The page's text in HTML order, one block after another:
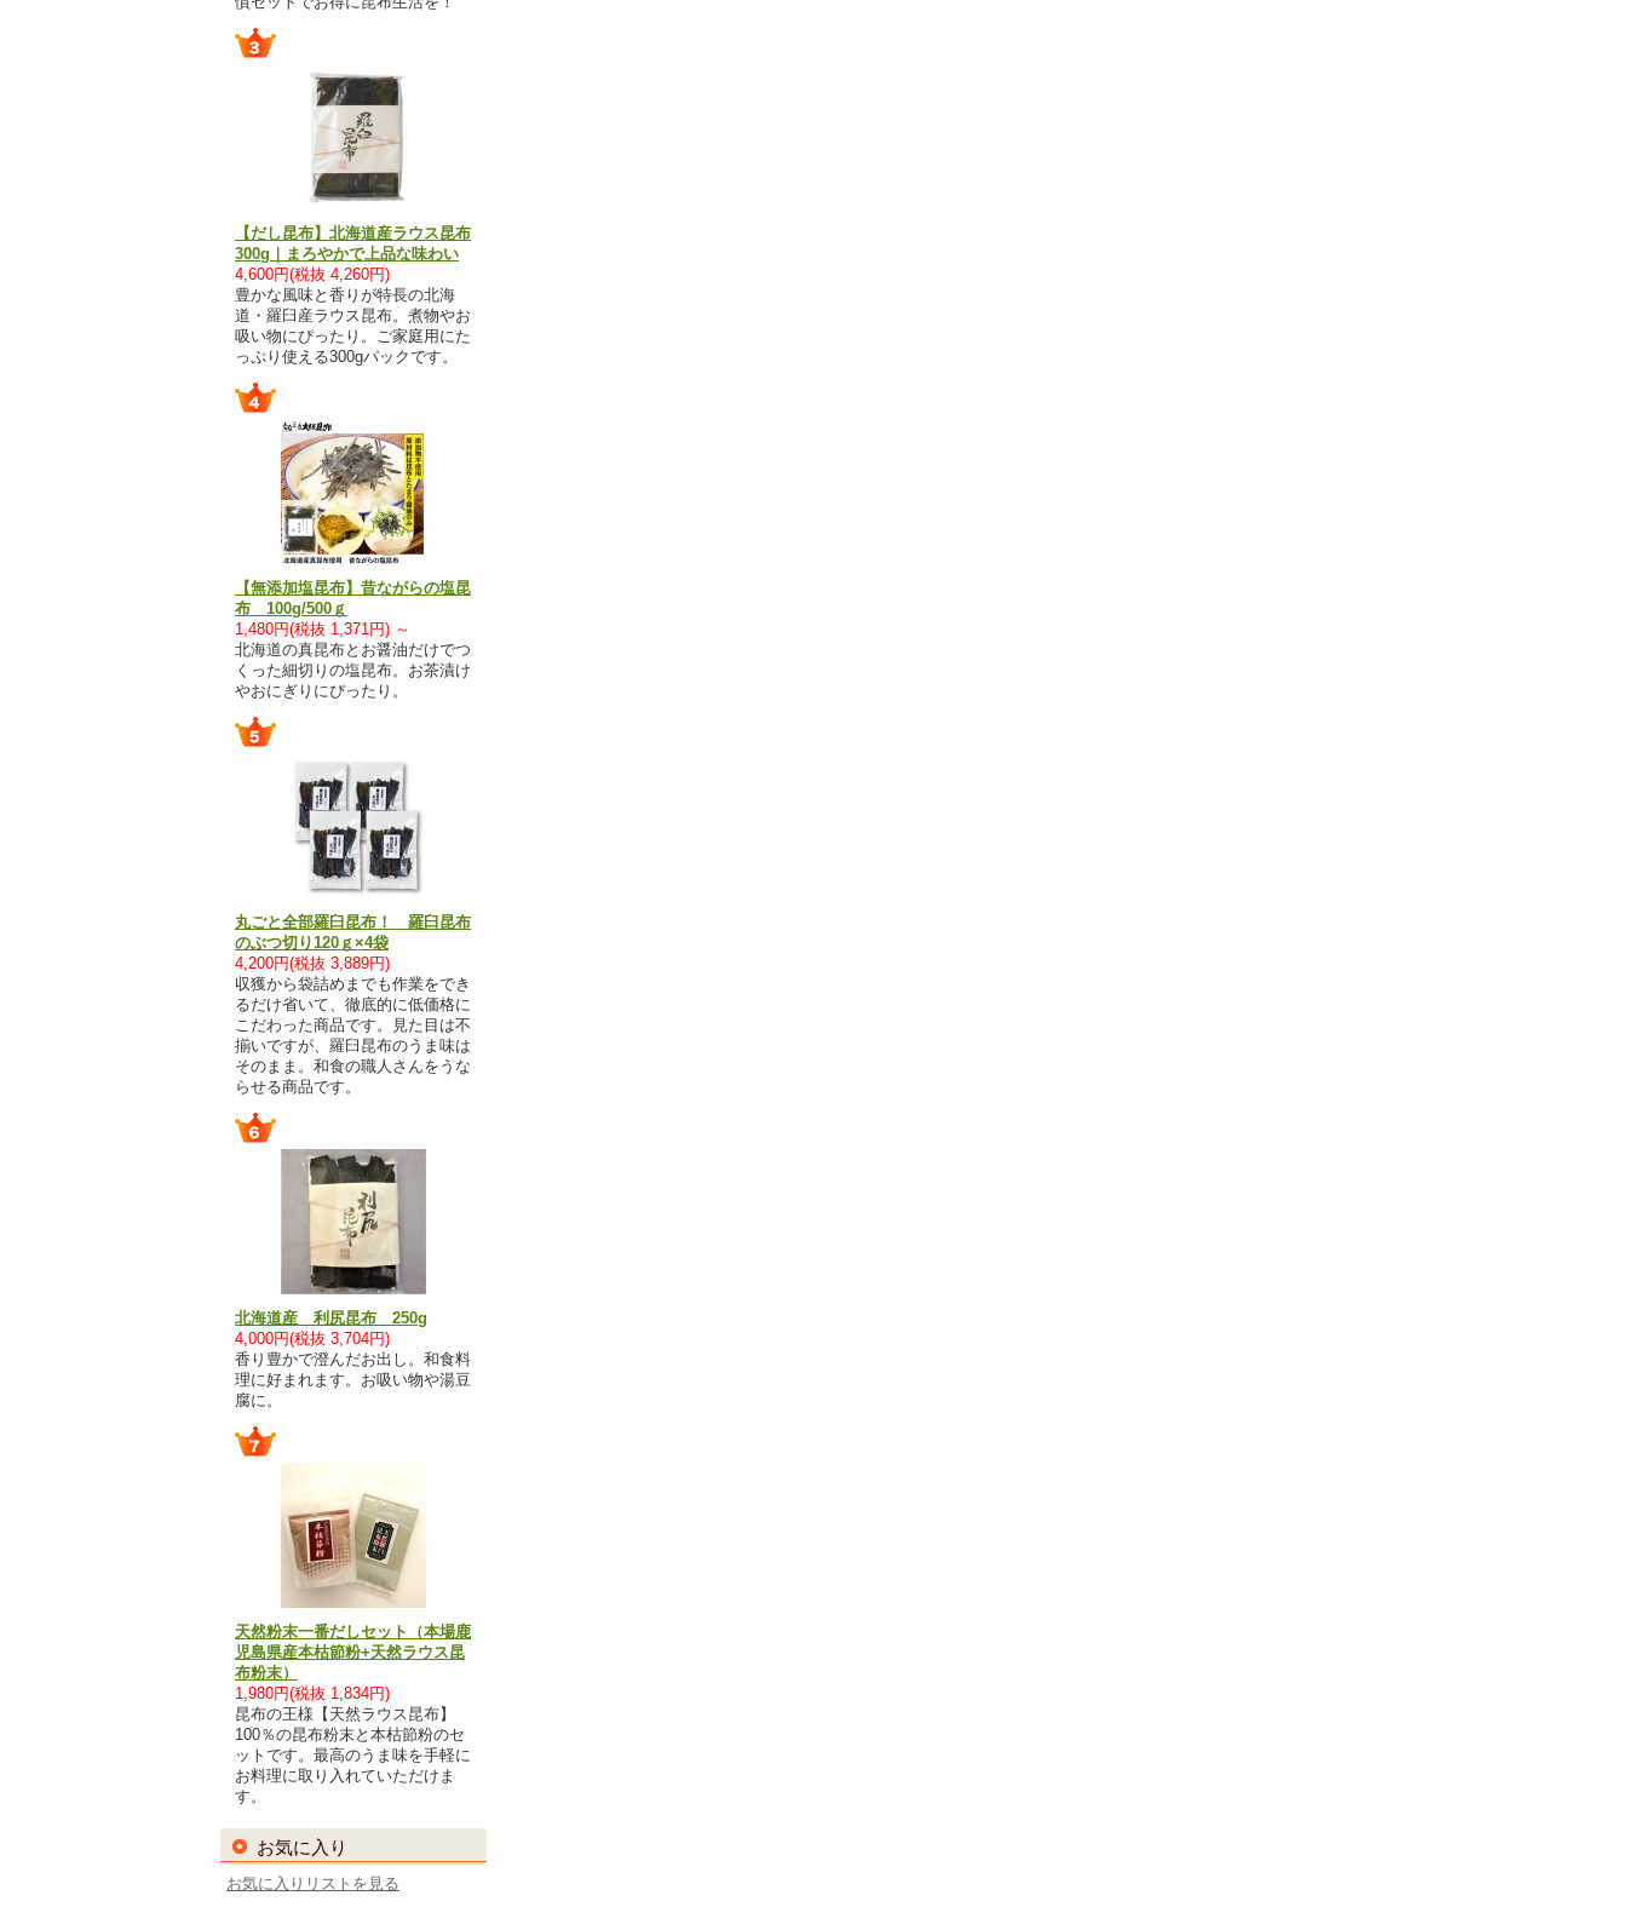
【だし昆布】北海道産ラウス昆布
300g｜まろやかで上品な味わい
4,600円(税抜 4,260円)
豊かな風味と香りが特長の北海
道・羅臼産ラウス昆布。煮物やお
吸い物にぴったり。ご家庭用にた
っぷり使える300gパックです。
【無添加塩昆布】昔ながらの塩昆
布 100g/500ｇ
1,480円(税抜 1,371円) ～
北海道の真昆布とお醤油だけでつ
くった細切りの塩昆布。お茶漬け
やおにぎりにぴったり。
丸ごと全部羅臼昆布！ 羅臼昆布
のぶつ切り120ｇ×4袋
4,200円(税抜 3,889円)
収獲から袋詰めまでも作業をでき
るだけ省いて、徹底的に低価格に
こだわった商品です。見た目は不
揃いですが、羅臼昆布のうま味は
そのまま。和食の職人さんをうな
らせる商品です。
北海道産 利尻昆布 250g
4,000円(税抜 3,704円)
香り豊かで澄んだお出し。和食料
理に好まれます。お吸い物や湯豆
腐に。
天然粉末一番だしセット（本場鹿
児島県産本枯節粉+天然ラウス昆
布粉末）
1,980円(税抜 1,834円)
昆布の王様【天然ラウス昆布】
100％の昆布粉末と本枯節粉のセ
ットです。最高のうま味を手軽に
お料理に取り入れていただけま
す。
お気に入り
お気に入りリストを見る